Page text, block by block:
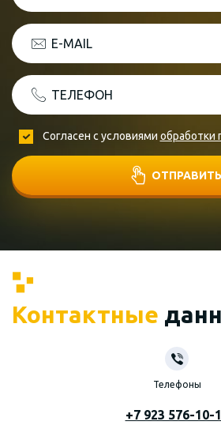
E-MAIL
ТЕЛЕФОН
Согласен с условиями обработки
ОТПРАВИТЬ
Контактные
Телефоны
+7 923 576-10-